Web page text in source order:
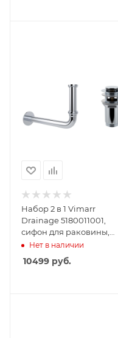
Набор 2 в 1 Vimarr
Drainage 5180011001,
сифон для раковины,
донный клапан с
переливом хром
Нет в наличии
10499 руб.